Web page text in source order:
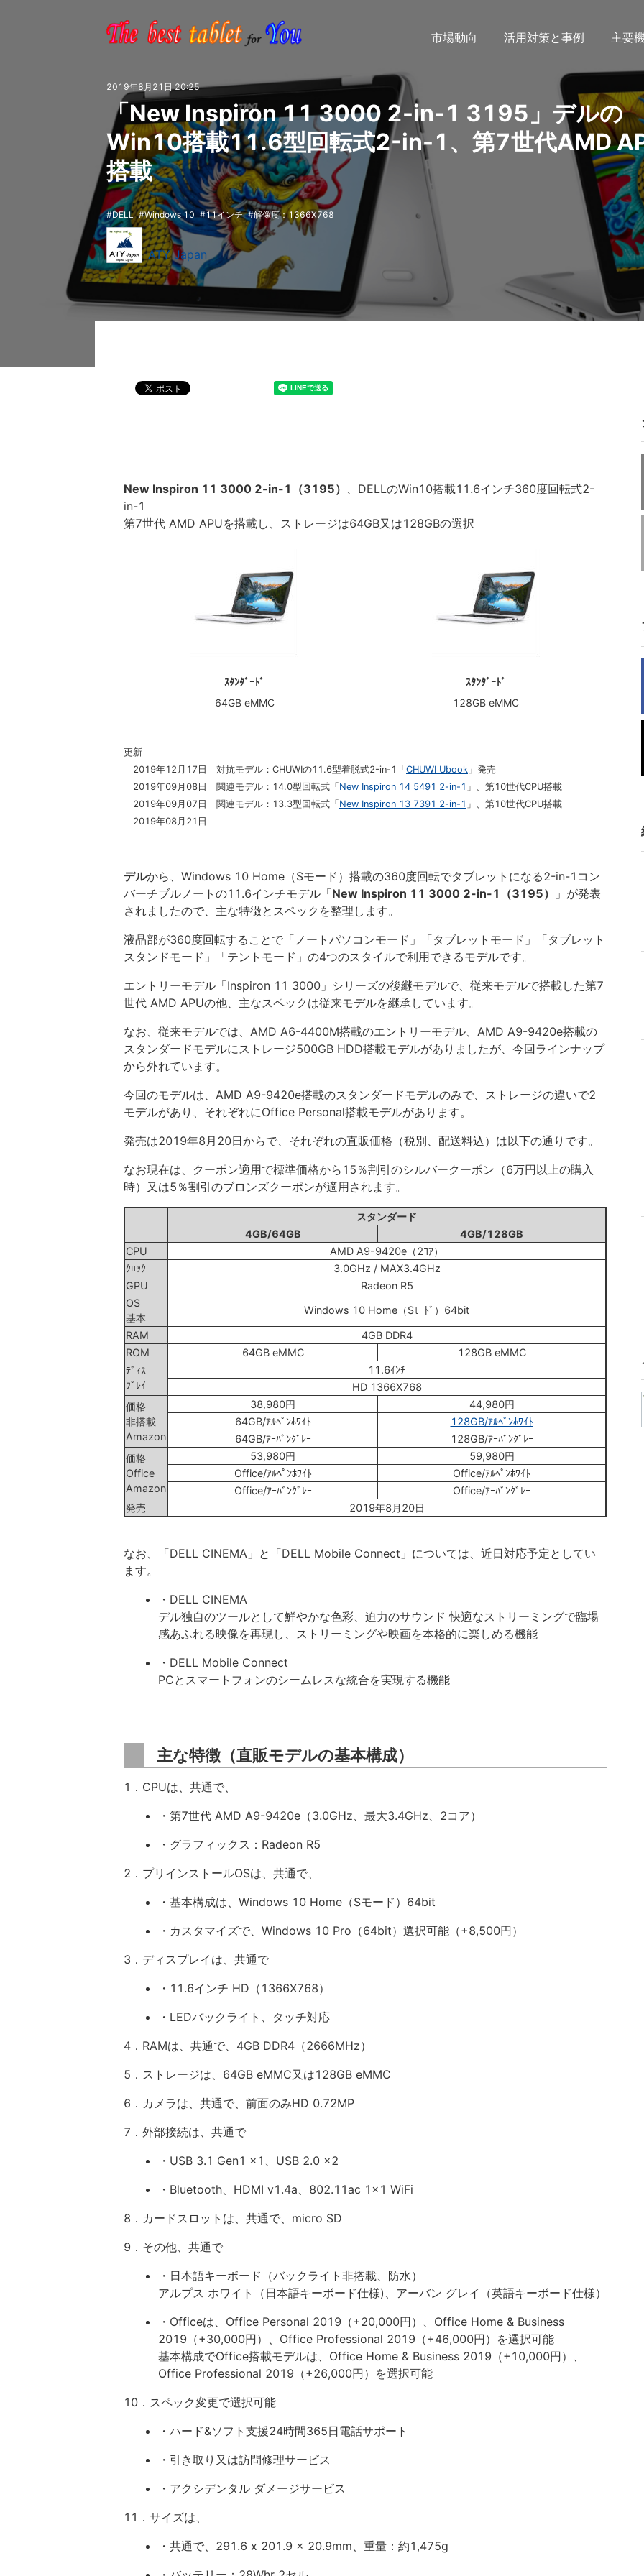
市場動向 活用対策と事例 主要
2019年8月21日 20:25
「New Inspiron 11 3000 2-in-1 3195」デルの
Win10搭載11.6型回転式2-in-1、第7世代AMD
搭載
DELL Windows 10 11インチ 解像度：1366X768
ATY Japan
New Inspiron 11 3000 2-in-1（3195） 、DELLのWin10搭載11.6インチ360度回転式2-
in-1
第7世代 AMD APUを搭載し、ストレージは64GB又は128GBの選択
ｽﾀﾝﾀﾞｰﾄﾞ
64GB eMMC
ｽﾀﾝﾀﾞｰﾄﾞ
128GB eMMC
更新
2019年12月17日 対抗モデル：CHUWIの11.6型着脱式2-in-1「 CHUWI Ubook 」発売
2019年09月08日 関連モデル：14.0型回転式「 New Inspiron 14 5491 2-in-1 」、第10世代CPU搭載
2019年09月07日 関連モデル：13.3型回転式「 New Inspiron 13 7391 2-in-1 」、第10世代CPU搭載
2019年08月21日
デルから、Windows 10 Home（Sモード）搭載の360度回転でタブレットになる2-in-1コン
バーチブルノートの11.6インチモデル「New Inspiron 11 3000 2-in-1（3195）
」が発表
されましたので、主な特徴とスペックを整理します。
液晶部が360度回転することで「ノートパソコンモード」「タブレットモード」「タブレット
スタンドモード」「テントモード」の4つのスタイルで利用できるモデルです。
エントリーモデル「Inspiron 11 3000」シリーズの後継モデルで、従来モデルで搭載した第7
世代 AMD APUの他、主なスペックは従来モデルを継承しています。
なお、従来モデルでは、AMD A6-4400M搭載のエントリーモデル、AMD A9-9420e搭載の
スタンダードモデルにストレージ500GB HDD搭載モデルがありましたが、今回ラインナップ
から外れています。
今回のモデルは、AMD A9-9420e搭載のスタンダードモデルのみで、ストレージの違いで2
モデルがあり、それぞれにOffice Personal搭載モデルがあります。
発売は2019年8月20日からで、それぞれの直販価格（税別、配送料込）は以下の通りです。
なお現在は、クーポン適用で標準価格から15％割引のシルバークーポン（6万円以上の購入
時）又は5％割引のブロンズクーポンが適用されます。
スタンダード
4GB/64GB
4GB/128GB
CPU
AMD A9-9420e（2ｺｱ）
ｸﾛｯｸ
3.0GHz / MAX3.4GHz
GPU
Radeon R5
OS
基本
Windows 10 Home（Sﾓｰﾄﾞ）64bit
RAM
4GB DDR4
ROM
64GB eMMC
128GB eMMC
ﾃﾞｨｽ
ﾌﾟﾚｲ
11.6ｲﾝﾁ
HD 1366X768
価格
非搭載
Amazon
38,980円
44,980円
64GB/ｱﾙﾍﾟﾝﾎﾜｲﾄ
128GB/ｱﾙﾍﾟﾝﾎﾜｲﾄ
64GB/ｱｰﾊﾞﾝｸﾞﾚｰ
128GB/ｱｰﾊﾞﾝｸﾞﾚｰ
価格
Office
Amazon
53,980円
59,980円
Office/ｱﾙﾍﾟﾝﾎﾜｲﾄ
Office/ｱﾙﾍﾟﾝﾎﾜｲﾄ
Office/ｱｰﾊﾞﾝｸﾞﾚｰ
Office/ｱｰﾊﾞﾝｸﾞﾚｰ
発売
2019年8月20日
なお、「DELL CINEMA」と「DELL Mobile Connect」については、近日対応予定としてい
ます。
・DELL CINEMA
デル独自のツールとして鮮やかな色彩、迫力のサウンド 快適なストリーミングで臨場
感あふれる映像を再現し、ストリーミングや映画を本格的に楽しめる機能
・DELL Mobile Connect
PCとスマートフォンのシームレスな統合を実現する機能
主な特徴（直販モデルの基本構成）
1．CPUは、共通で、
・第7世代 AMD A9-9420e（3.0GHz、最大3.4GHz、2コア）
・グラフィックス：Radeon R5
2．プリインストールOSは、共通で、
・基本構成は、Windows 10 Home（Sモード）64bit
・カスタマイズで、Windows 10 Pro（64bit）選択可能（+8,500円）
3．ディスプレイは、共通で
・11.6インチ HD（1366X768）
・LEDバックライト、タッチ対応
4．RAMは、共通で、4GB DDR4（2666MHz）
5．ストレージは、64GB eMMC又は128GB eMMC
6．カメラは、共通で、前面のみHD 0.72MP
7．外部接続は、共通で
・USB 3.1 Gen1 x1、USB 2.0 x2
・Bluetooth、HDMI v1.4a、802.11ac 1x1 WiFi
8．カードスロットは、共通で、micro SD
9．その他、共通で
・日本語キーボード（バックライト非搭載、防水）
アルプス ホワイト（日本語キーボード仕様)、アーバン グレイ（英語キーボード仕様）
・Officeは、Office Personal 2019（+20,000円）、Office Home & Business
2019（+30,000円）、Office Professional 2019（+46,000円）を選択可能
基本構成でOffice搭載モデルは、Office Home & Business 2019（+10,000円）、
Office Professional 2019（+26,000円）を選択可能
10．スペック変更で選択可能
・ハード&ソフト支援24時間365日電話サポート
・引き取り又は訪問修理サービス
・アクシデンタル ダメージサービス
11．サイズは、
・共通で、291.6 x 201.9 x 20.9mm、重量：約1,475g